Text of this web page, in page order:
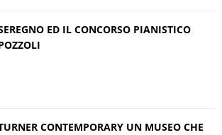
ED IL CONCORSO PIANISTICO
CONTEMPORARY UN MUSEO CHE